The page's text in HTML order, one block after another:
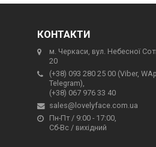
КОНТАКТИ
м. Черкаси, вул. Небесної
20
(+38) 093 280 25 00 (Viber,
Telegram),
(+38) 067 976 33 40
sales@lovelyface.com.ua
Пн-Пт / 9:00 - 17:00,
Сб-Вс / вихідний